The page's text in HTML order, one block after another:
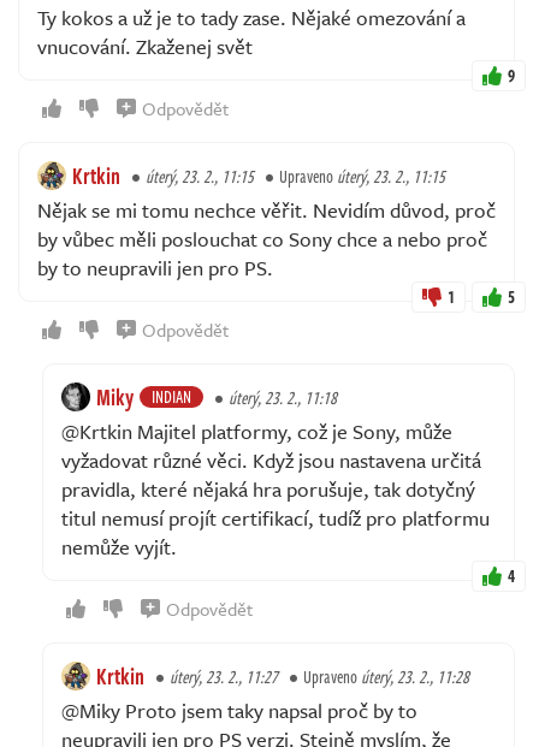
Ty kokos a už je to tady zase. Nějaké omezování a
vnucování. Zkaženej svět
9
Odpovědět
Krtkin úterý, 23. 2., 11:15 Upravenoúterý, 23. 2., 11:15
Nějak se mi tomu nechce věřit. Nevidím důvod, proč
by vůbec měli poslouchat co Sony chce a nebo proč
by to neupravili jen pro PS.
1 5
Odpovědět
Miky INDIAN úterý, 23. 2., 11:18
@Krtkin Majitel platformy, což je Sony, může
vyžadovat různé věci. Když jsou nastavena určitá
pravidla, které nějaká hra porušuje, tak dotyčný
titul nemusí projít certifikací, tudíž pro platformu
nemůže vyjít.
4
Odpovědět
Krtkin úterý, 23. 2., 11:27 Upravenoúterý, 23. 2., 11:28
@Miky Proto jsem taky napsal proč by to
neupravili jen pro PS verzi. Stejně myslím, že